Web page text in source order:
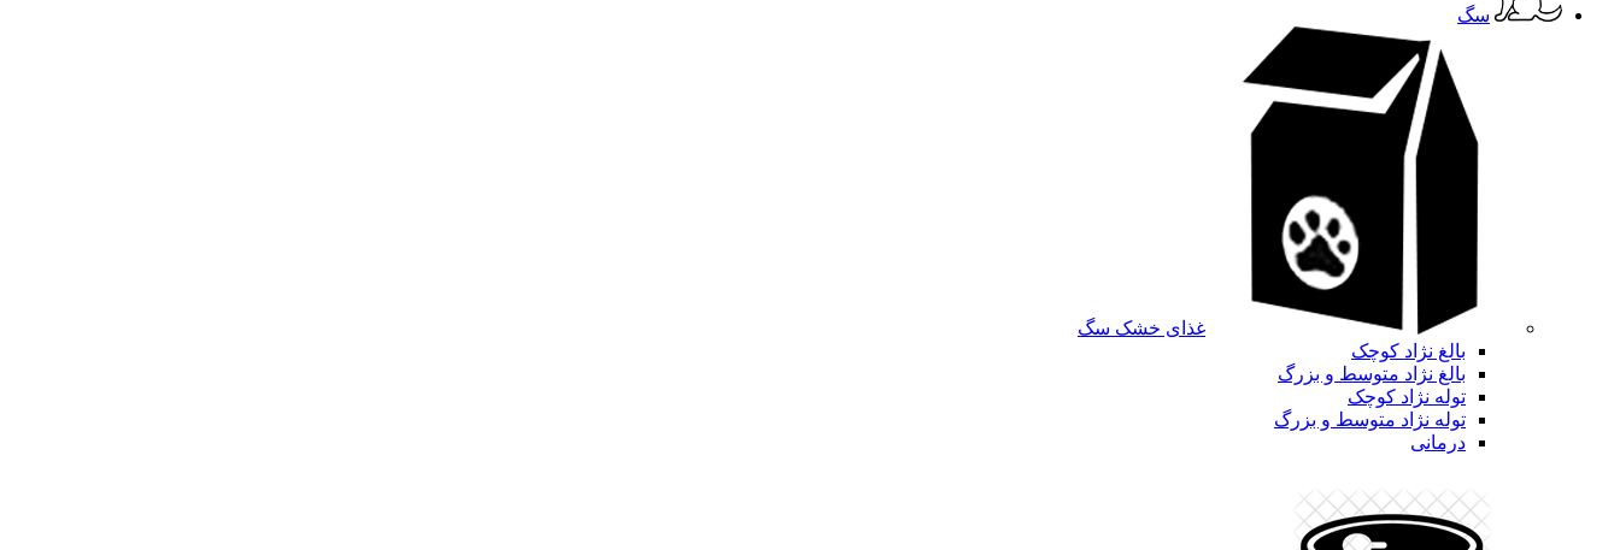
سگ
غذای خشک سگ
بالغ نژاد کوچک
بالغ نژاد متوسط و بزرگ
توله نژاد کوچک
توله نژاد متوسط و بزرگ
درمانی